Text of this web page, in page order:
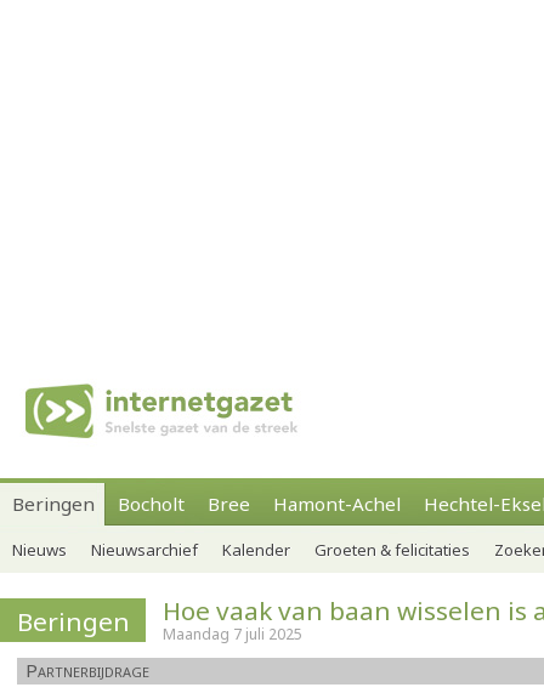
Beringen Bocholt Bree Hamont-Achel Hechtel-
Nieuws Nieuwsarchief Kalender Groeten & felicitaties
Beringen Hoe vaak van baan wisselen is
Maandag 7 juli 2025
Partnerbijdrage